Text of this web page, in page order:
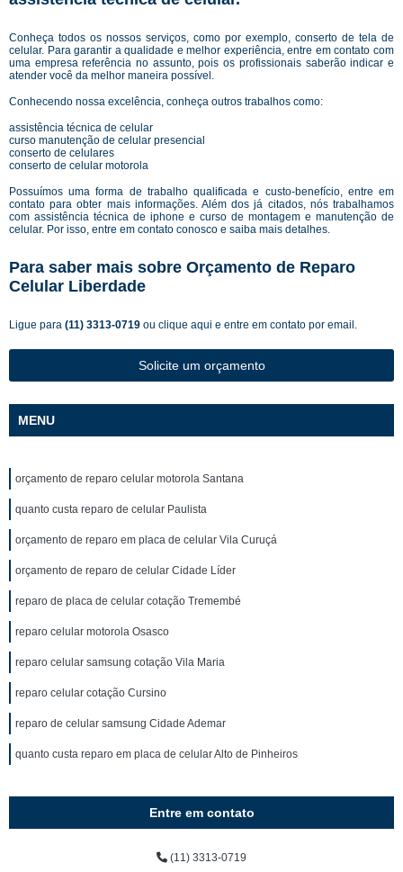
Conheça todos os nossos serviços, como por exemplo, conserto de tela de
celular. Para garantir a qualidade e melhor experiência, entre em contato com
uma empresa referência no assunto, pois os profissionais saberão indicar e
atender você da melhor maneira possível.
Conhecendo nossa excelência, conheça outros trabalhos como:
assistência técnica de celular
curso manutenção de celular presencial
conserto de celulares
conserto de celular motorola
Possuímos uma forma de trabalho qualificada e custo-benefício, entre em
contato para obter mais informações. Além dos já citados, nós trabalhamos
com assistência técnica de iphone e curso de montagem e manutenção de
celular. Por isso, entre em contato conosco e saiba mais detalhes.
Para saber mais sobre Orçamento de Reparo
Celular Liberdade
Ligue para (11) 3313-0719 ou clique aqui e entre em contato por email.
Solicite um orçamento
MENU
orçamento de reparo celular motorola Santana
quanto custa reparo de celular Paulista
orçamento de reparo em placa de celular Vila Curuçá
orçamento de reparo de celular Cidade Líder
reparo de placa de celular cotação Tremembé
reparo celular motorola Osasco
reparo celular samsung cotação Vila Maria
reparo celular cotação Cursino
reparo de celular samsung Cidade Ademar
quanto custa reparo em placa de celular Alto de Pinheiros
Entre em contato
(11) 3313-0719